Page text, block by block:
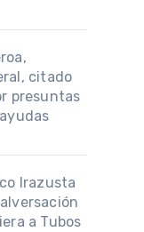
citado
presuntas
Irazusta
a Tubos